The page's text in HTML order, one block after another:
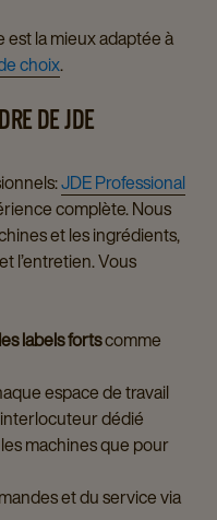
la mieux adaptée à
choix.
DE JDE
JDE Professional
complète. Nous
et les ingrédients,
l’entretien. Vous
labels fortscomme
espace de travail
dédié
machines que pour
et du service via